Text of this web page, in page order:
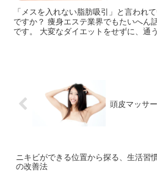
「メスを入れない脂肪吸引」と言われ
ですか？ 痩身エステ業界でもたいへん
です。 大変なダイエットをせずに、通
頭皮マッサ
ニキビができる位置から探る、生活習
の改善法